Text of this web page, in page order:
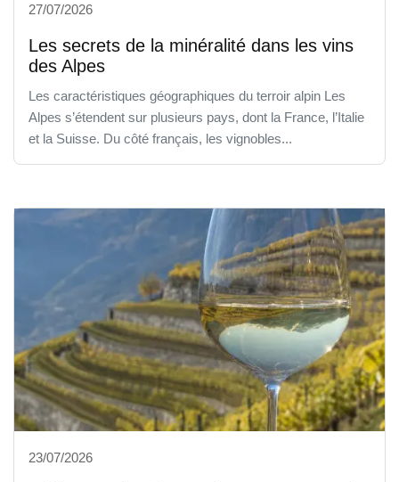
27/07/2026
Les secrets de la minéralité dans les vins
des Alpes
Les caractéristiques géographiques du terroir alpin Les
Alpes s’étendent sur plusieurs pays, dont la France, l’Italie
et la Suisse. Du côté français, les vignobles...
23/07/2026